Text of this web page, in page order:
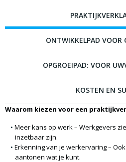
ONTWIKKELPAD VOOR
OPGROEIPAD: VOOR
KOSTEN EN
Waarom kiezen voor een
Meer kans op werk– Werkgevers
inzetbaar zijn.
Erkenning van je werkervaring–
aantonen wat je kunt.